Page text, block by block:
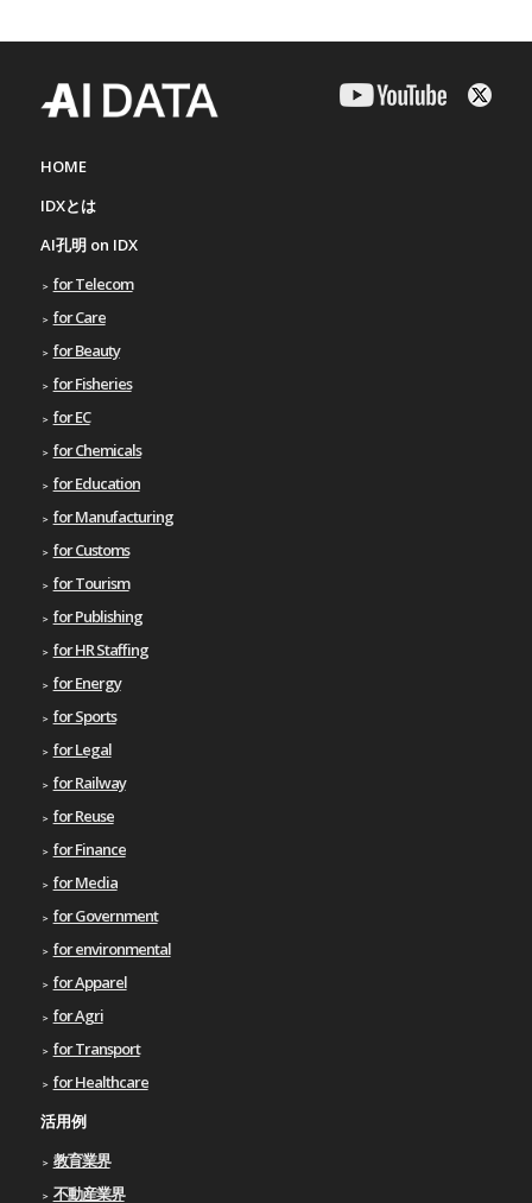
HOME
IDXとは
AI孔明 on IDX
for Telecom
for Care
for Beauty
for Fisheries
for EC
for Chemicals
for Education
for Manufacturing
for Customs
for Tourism
for Publishing
for HR Staffing
for Energy
for Sports
for Legal
for Railway
for Reuse
for Finance
for Media
for Government
for environmental
for Apparel
for Agri
for Transport
for Healthcare
活用例
教育業界
不動産業界